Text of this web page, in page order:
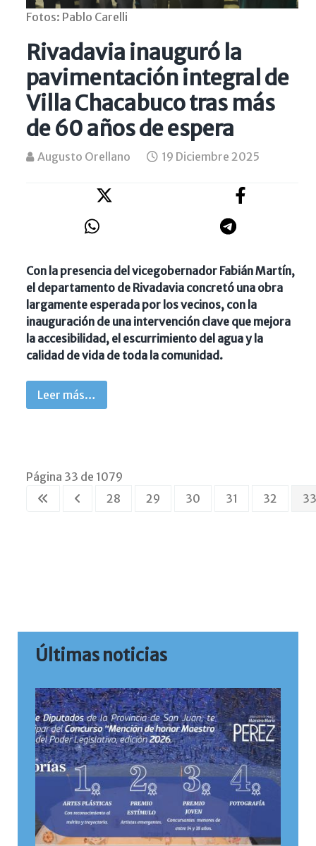
Fotos: Pablo Carelli
Rivadavia inauguró la
pavimentación integral de
Villa Chacabuco tras más
de 60 años de espera
Augusto Orellano 19 Diciembre 2025
Con la presencia del vicegobernador Fabián Martín,
el departamento de Rivadavia concretó una obra
largamente esperada por los vecinos, con la
inauguración de una intervención clave que mejora
la accesibilidad, el escurrimiento del agua y la
calidad de vida de toda la comunidad.
Leer más…
Página 33 de 1079
28
29 30 31 32 33
Últimas noticias